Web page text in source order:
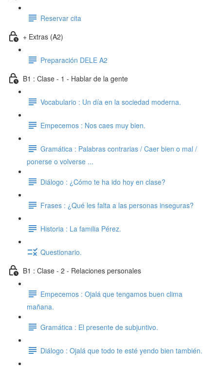
Reservar cita
+ Extras (A2)
Preparación DELE A2
B1 : Clase - 1 - Hablar de la gente
Vocabulario : Un día en la sociedad moderna.
Empecemos : Nos caes muy bien.
Gramática : Palabras contrarias / Caer bien o mal /
ponerse o volverse ...
Diálogo : ¿Cómo te ha ido hoy en clase?
Frases : ¿Qué les falta a las personas inseguras?
Historia : La familia Pérez.
Questionario.
B1 : Clase - 2 - Relaciones personales
Empecemos : Ojalá que tengamos buen clima
mañana.
Gramática : El presente de subjuntivo.
Diálogo : Ojalá que todo te esté yendo bien también.